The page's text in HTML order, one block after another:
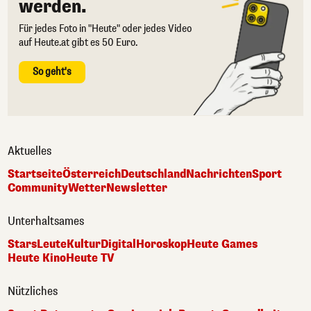
werden.
Für jedes Foto in "Heute" oder jedes Video
auf Heute.at gibt es 50 Euro.
So geht's
Aktuelles
StartseiteÖsterreichDeutschlandNachrichtenSport
CommunityWetterNewsletter
Unterhaltsames
StarsLeuteKulturDigitalHoroskopHeute Games
Heute KinoHeute TV
Nützliches